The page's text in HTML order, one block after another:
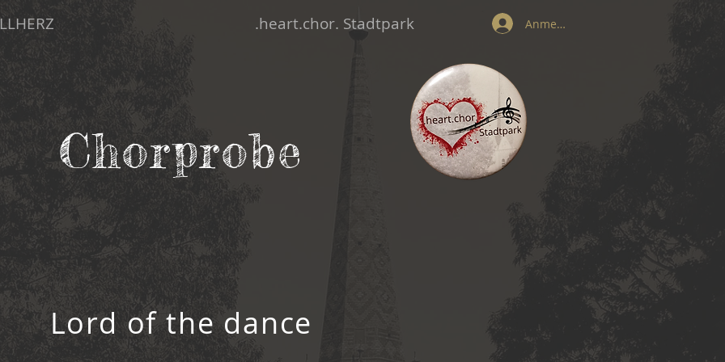
.heart.chor. Stadtpark Anmelden
Chorprobe
Lord of the dance